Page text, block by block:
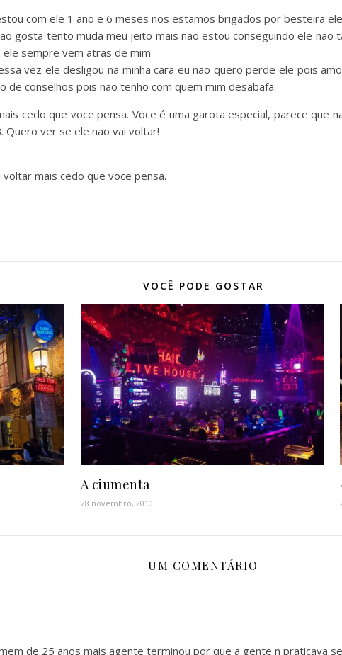
com ele 1 ano e 6 meses nos estamos brigados por besteira
gosta tento muda meu jeito mais nao estou conseguindo ele
sempre vem atras de mim
vez ele desligou na minha cara eu nao quero perde ele pois
de conselhos pois nao tenho com quem mim desabafa.
cedo que voce pensa. Voce é uma garota especial, parece que
Quero ver se ele nao vai voltar!
mais cedo que voce pensa.
VOCÊ PODE GOSTAR
A ciumenta
28 novembro, 2010
UM COMENTÁRIO
de 25 anos mais agente terminou por que a gente n praticava